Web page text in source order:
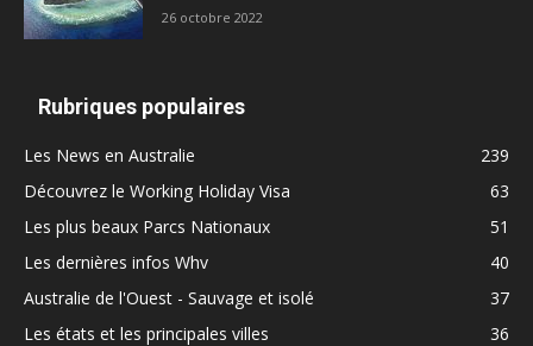
26 octobre 2022
Rubriques populaires
Les News en Australie
239
Découvrez le Working Holiday Visa
63
Les plus beaux Parcs Nationaux
51
Les dernières infos Whv
40
Australie de l'Ouest - Sauvage et isolé
37
Les états et les principales villes
36